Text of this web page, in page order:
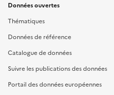
Données ouvertes
Thématiques
Données de référence
Catalogue de données
Suivre les publications des données
Portail des données européennes